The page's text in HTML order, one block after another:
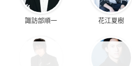
諏訪部順一 花江夏樹